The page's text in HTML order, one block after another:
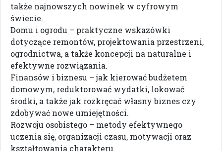
także najnowszych nowinek w cyfrowym
świecie.
Domu i ogrodu – praktyczne wskazówki
dotyczące remontów, projektowania przestrzeni,
ogrodnictwa, a także koncepcji na naturalne i
efektywne rozwiązania.
Finansów i biznesu – jak kierować budżetem
domowym, reduktorować wydatki, lokować
środki, a także jak rozkręcać własny biznes czy
zdobywać nowe umiejętności.
Rozwoju osobistego – metody efektywnego
uczenia się, organizacji czasu, motywacji oraz
kształtowania charakteru.